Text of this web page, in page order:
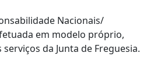
Nacionais/
em modelo próprio,
da Junta de Freguesia.